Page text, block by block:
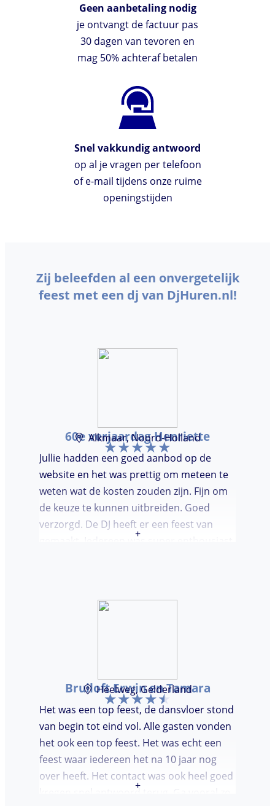
Geen aanbetaling nodig
je ontvangt de factuur pas
30 dagen van tevoren en
mag 50% achteraf betalen
Snel vakkundig antwoord
op al je vragen per telefoon
of e-mail tijdens onze ruime
openingstijden
Zij beleefden al een onvergetelijk
feest met een dj van DjHuren.nl!
60e verjaardag Henriette
Alkmaar, Noord-Holland
Jullie hadden een goed aanbod op de
website en het was prettig om meteen te
weten wat de kosten zouden zijn. Fijn om
de keuze te kunnen uitbreiden. Goed
verzorgd. De DJ heeft er een feest van
gemaakt. Iedereen was super enthousiast,
ik en mijn gasten genieten nog heerlijk na.
+
Bruiloft Erwin en Tamara
Heelweg, Gelderland
Het was een top feest, de dansvloer stond
van begin tot eind vol. Alle gasten vonden
het ook een top feest. Het was echt een
feest waar iedereen het na 10 jaar nog
over heeft. Het contact was ook heel goed
kregen snel antwoord terug. Ga vooral zo
+